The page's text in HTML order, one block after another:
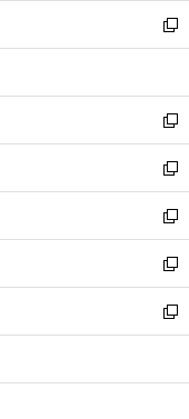
く
で
開
ド
ウ
開
く
ィ
ン
ウ
で
開
く
し
い
ウ
ン
ド
ウ
で
開
く
新
し
ウ
ィ
ン
ド
ウ
で
開
く
新
し
い
ウ
ィ
ン
ド
ウ
で
開
新
し
い
ウ
ィ
ン
ド
ウ
開
新
し
い
ウ
ィ
ン
ウ
新
し
い
ウ
ン
新
し
ウ